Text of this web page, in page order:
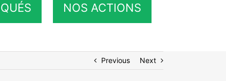
NOS ACTIONS
Previous Next